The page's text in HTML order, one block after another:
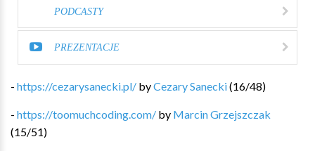
PODCASTY
PREZENTACJE
- https://cezarysanecki.pl/ byCezary Sanecki(16/48)
- https://toomuchcoding.com/ by Marcin Grzejszczak
(15/51)